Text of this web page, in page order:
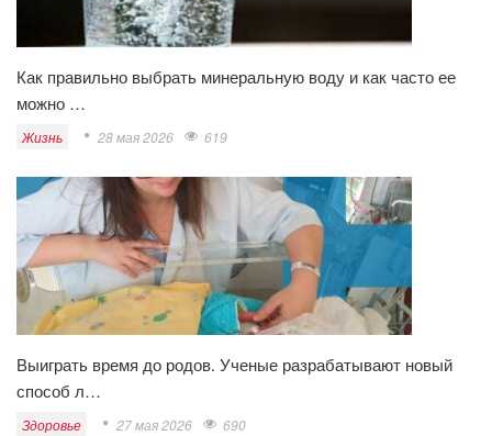
Как правильно выбрать минеральную воду и как часто ее
можно …
Жизнь 28 мая 2026 619
Выиграть время до родов. Ученые разрабатывают новый
способ л…
Здоровье 27 мая 2026 690